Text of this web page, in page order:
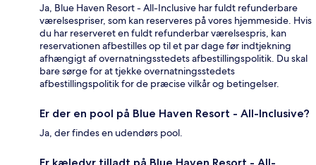
Ja, Blue Haven Resort - All-Inclusive har fuldt refunderbare
værelsespriser, som kan reserveres på vores hjemmeside. Hvis
du har reserveret en fuldt refunderbar værelsespris, kan
reservationen afbestilles op til et par dage før indtjekning
afhængigt af overnatningsstedets afbestillingspolitik. Du skal
bare sørge for at tjekke overnatningsstedets
afbestillingspolitik for de præcise vilkår og betingelser.
Er der en pool på Blue Haven Resort - All-Inclusive?
Ja, der findes en udendørs pool.